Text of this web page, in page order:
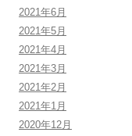
2021年6月
2021年5月
2021年4月
2021年3月
2021年2月
2021年1月
2020年12月